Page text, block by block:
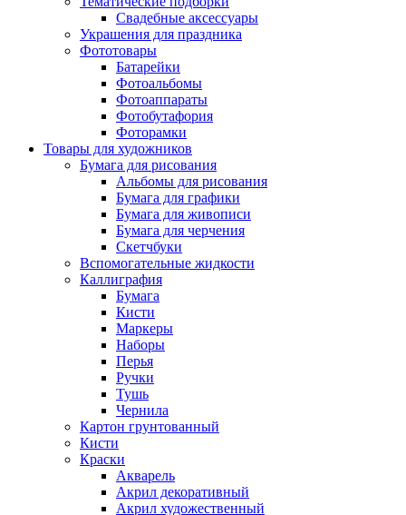
Свадебные аксессуары
Украшения для праздника
Фототовары
Батарейки
Фотоальбомы
Фотоаппараты
Фотобутафория
Фоторамки
Товары для художников
Бумага для рисования
Альбомы для рисования
Бумага для графики
Бумага для живописи
Бумага для черчения
Скетчбуки
Вспомогательные жидкости
Каллиграфия
Бумага
Кисти
Маркеры
Наборы
Перья
Ручки
Тушь
Чернила
Картон грунтованный
Кисти
Краски
Акварель
Акрил декоративный
Акрил художественный